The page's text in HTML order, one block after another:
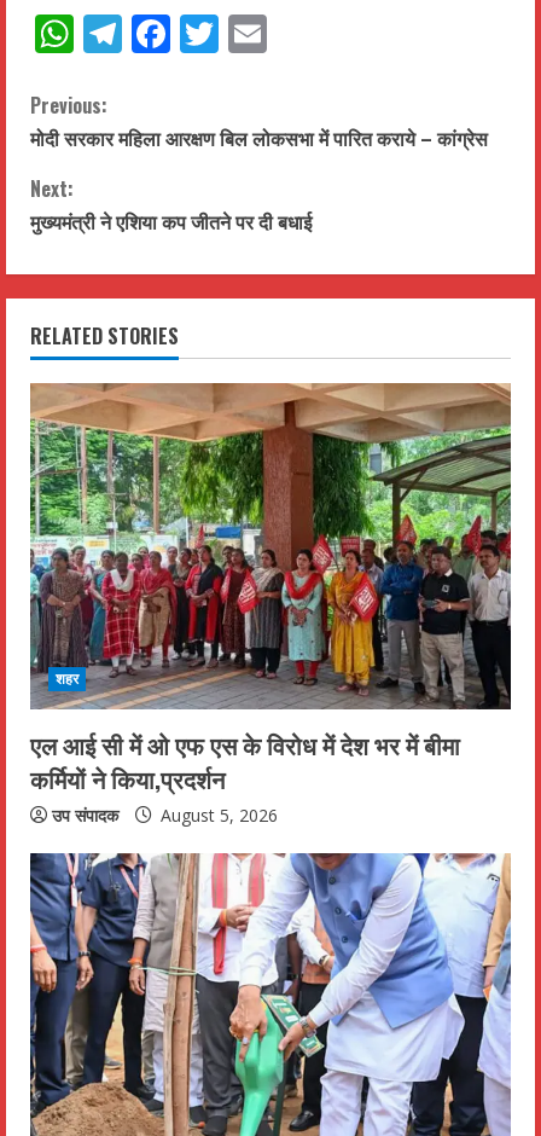
WhatsApp
Telegram
Facebook
Twitter
C
o
n
t
i
n
u
e
R
e
a
d
i
n
g
Previous:
मोदी सरकार महिला आरक्षण बिल लोकसभा में पारित कराये – कांग्रेस
Next:
मुख्यमंत्री ने एशिया कप जीतने पर दी बधाई
RELATED STORIES
शहर
एल आई सी में ओ एफ एस के विरोध में देश भर में बीमा
कर्मियों ने किया,प्रदर्शन
उप संपादक August 5, 2026